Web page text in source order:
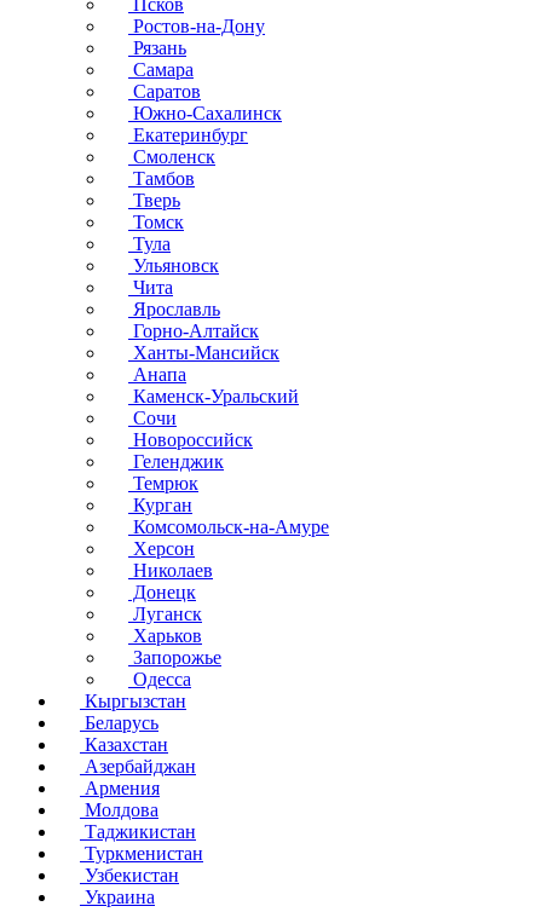
Псков
Ростов-на-Дону
Рязань
Самара
Саратов
Южно-Сахалинск
Екатеринбург
Смоленск
Тамбов
Тверь
Томск
Тула
Ульяновск
Чита
Ярославль
Горно-Алтайск
Ханты-Мансийск
Анапа
Каменск-Уральский
Сочи
Новороссийск
Геленджик
Темрюк
Курган
Комсомольск-на-Амуре
Херсон
Николаев
Донецк
Луганск
Харьков
Запорожье
Одесса
Кыргызстан
Беларусь
Казахстан
Азербайджан
Армения
Молдова
Таджикистан
Туркменистан
Узбекистан
Украина